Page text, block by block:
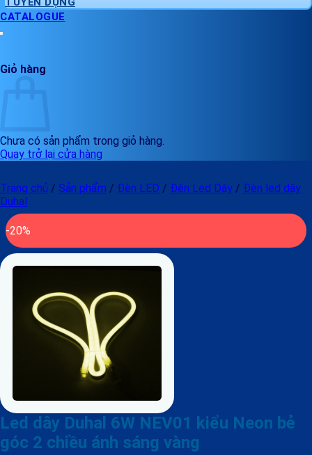
CATALOGUE
Giỏ hàng
Chưa có sản phẩm trong giỏ hàng.
Quay trở lại cửa hàng
Trang chủ / Sản phẩm / Đèn LED / Đèn Led Dây / Đèn led dây
Duhal
-20%
Led dây Duhal 6W NEV01 kiểu Neon bẻ
góc 2 chiều ánh sáng vàng